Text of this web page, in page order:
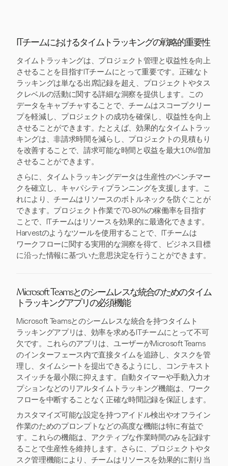
ITチームにおけるタイムトラッキングの戦略的重要性
タイムトラッキングは、プロジェクト管理と収益性を向上
させることを目指すITチームにとって重要です。正確なト
ラッキングは単なる出席記録を超え、プロジェクトやタス
クレベルの活動に関する詳細な洞察を提供します。この
データをキャプチャすることで、チームはスコープクリー
プを軽減し、プロジェクトの成功を確保し、収益性を向上
させることができます。たとえば、効果的なタイムトラッ
キングは、非請求時間を減らし、プロジェクトの見積もり
を改善することで、請求可能な時間と収益を最大10%増加
させることができます。
さらに、タイムトラッキングデータは生産性のベンチマー
クを確立し、キャパシティプランニングを支援します。こ
れにより、チームはリソースのボトルネックを防ぐことが
できます。プロジェクト作業で70-80%の稼働率を目指す
ことで、ITチームはリソースを効果的に最適化できます。
Harvestのようなツールを使用することで、ITチームは
ワークフローに関する実用的な洞察を得て、ビジネス目標
に沿った情報に基づいた意思決定を行うことができます。
Microsoft Teamsとのシームレスな統合のためのタイム
トラッキングアプリの必須機能
Microsoft Teamsとのシームレスな統合を持つタイムト
ラッキングアプリは、効率を求めるITチームにとって不可
欠です。これらのアプリは、ユーザーがMicrosoft Teams
のインターフェース内で直接タイムを追跡し、タスクを管
理し、タイムシートを提出できるようにし、コンテキスト
スイッチを最小限に抑えます。自動タイマーや手動入力オ
プションなどのリアルタイムトラッキング機能は、ワーク
フローを中断することなく正確な時間記録を保証します。
カスタマイズ可能な設定を持つアイドル検出やオフライン
作業のためのプロンプトなどの高度な機能は特に有益で
す。これらの機能は、アクティブな作業時間のみを記録す
ることで生産性を維持します。さらに、プロジェクトやタ
スク管理機能により、チームはリソースを効果的に割り当